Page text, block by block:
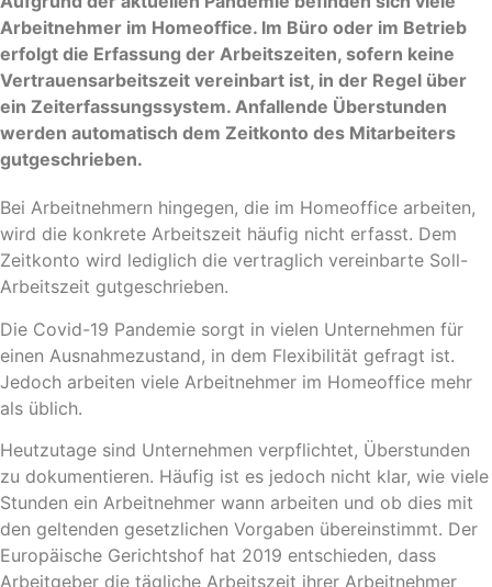
Arbeitnehmer im Homeoffice. Im Büro oder im Betrieb
erfolgt die Erfassung der Arbeitszeiten, sofern keine
Vertrauensarbeitszeit vereinbart ist, in der Regel über
ein Zeiterfassungssystem. Anfallende Überstunden
werden automatisch dem Zeitkonto des Mitarbeiters
gutgeschrieben.
Bei Arbeitnehmern hingegen, die im Homeoffice arbeiten,
wird die konkrete Arbeitszeit häufig nicht erfasst. Dem
Zeitkonto wird lediglich die vertraglich vereinbarte Soll-
Arbeitszeit gutgeschrieben.
Die Covid-19 Pandemie sorgt in vielen Unternehmen für
einen Ausnahmezustand, in dem Flexibilität gefragt ist.
Jedoch arbeiten viele Arbeitnehmer im Homeoffice mehr
als üblich.
Heutzutage sind Unternehmen verpflichtet, Überstunden
zu dokumentieren. Häufig ist es jedoch nicht klar, wie viele
Stunden ein Arbeitnehmer wann arbeiten und ob dies mit
den geltenden gesetzlichen Vorgaben übereinstimmt. Der
Europäische Gerichtshof hat 2019 entschieden, dass
Arbeitgeber die tägliche Arbeitszeit ihrer Arbeitnehmer